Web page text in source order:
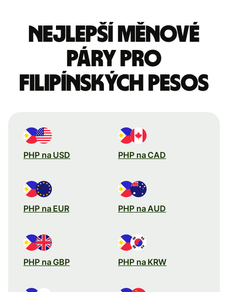
Nejlepší měnové
páry pro
filipínských pesos
PHP na USD PHP na CAD
PHP na EUR PHP na AUD
PHP na GBP PHP na KRW